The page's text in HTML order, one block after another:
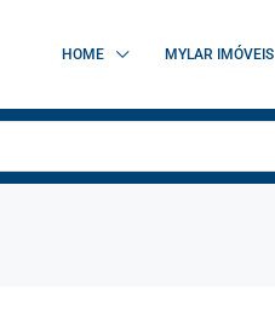
HOME MYLAR IMÓVEIS